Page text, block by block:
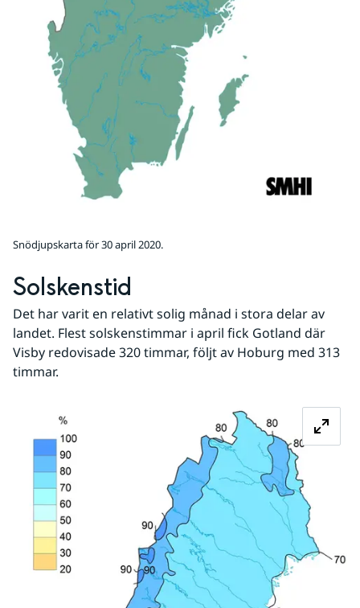
Snödjupskarta för 30 april 2020.
Solskenstid
Det har varit en relativt solig månad i stora delar av
landet. Flest solskenstimmar i april fick Gotland där
Visby redovisade 320 timmar, följt av Hoburg med 313
timmar.